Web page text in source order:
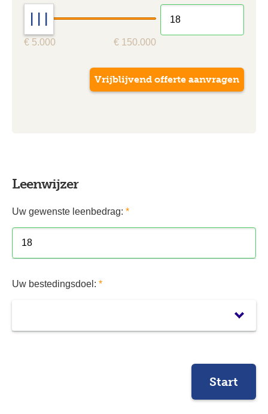
€ 5.000 € 150.000
Leenwijzer
Uw gewenste leenbedrag: *
Uw bestedingsdoel: *
Start